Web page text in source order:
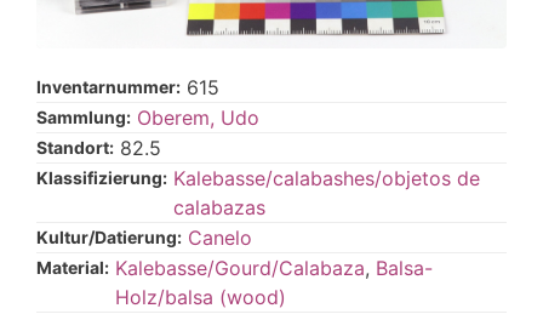
Inventarnummer: 615
Sammlung: Oberem, Udo
Standort: 82.5
Klassifizierung: Kalebasse/calabashes/objetos de
calabazas
Kultur/Datierung: Canelo
Material: Kalebasse/Gourd/Calabaza, Balsa-
Holz/balsa (wood)